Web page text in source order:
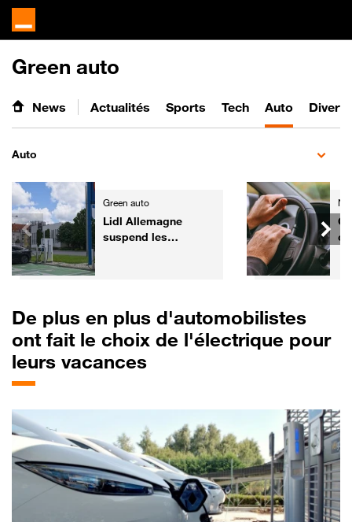
Green auto
News Actualités Sports Tech Auto
Auto
Green auto
Lidl Allemagne
suspend les
De plus en plus d'automobilistes
ont fait le choix de l'électrique pour
leurs vacances